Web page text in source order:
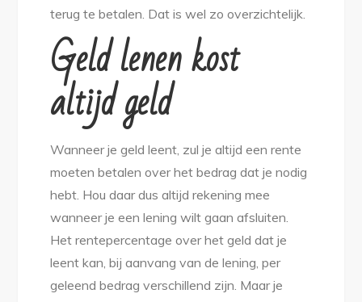
terug te betalen. Dat is wel zo overzichtelijk.
Geld lenen kost
altijd geld
Wanneer je geld leent, zul je altijd een rente
moeten betalen over het bedrag dat je nodig
hebt. Hou daar dus altijd rekening mee
wanneer je een lening wilt gaan afsluiten.
Het rentepercentage over het geld dat je
leent kan, bij aanvang van de lening, per
geleend bedrag verschillend zijn. Maar je